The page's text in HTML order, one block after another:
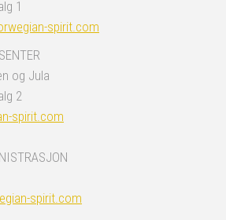
1
spirit.com
og Jula
2
spirit.com
spirit.com